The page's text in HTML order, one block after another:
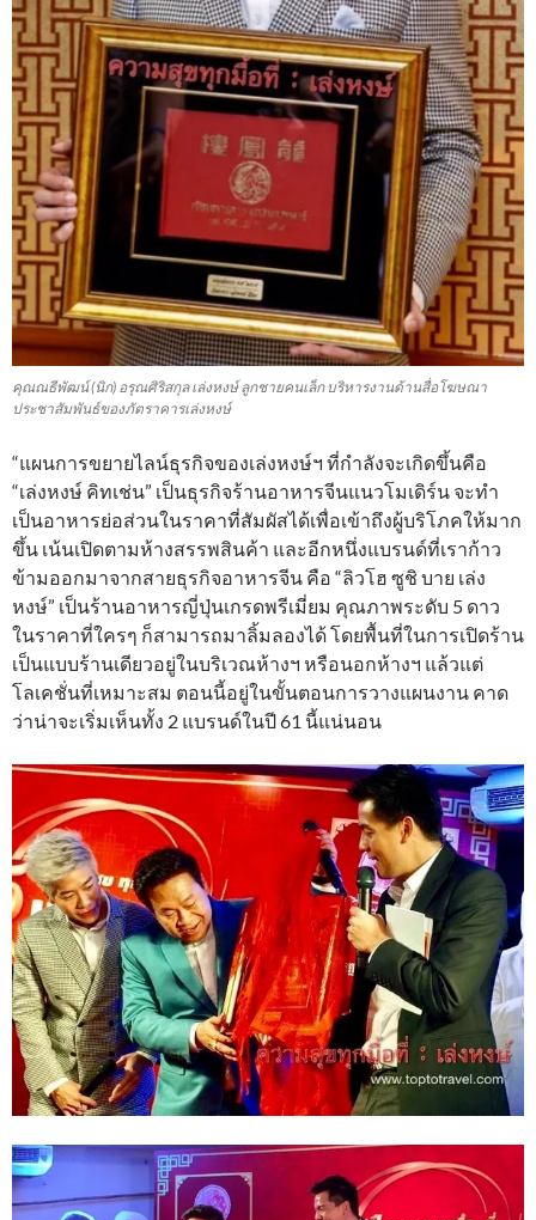
คุณณธีพัฒน์ (นิก) อรุณศิริสกุล เล่งหงษ์ ลูกชายคนเล็ก บริหารงานด้านสื่อโฆษณา
ประชาสัมพันธ์ของภัตราคารเล่งหงษ์
“แผนการขยายไลน์ธุรกิจของเล่งหงษ์ฯ ที่กำลังจะเกิดขึ้นคือ
“เล่งหงษ์ คิทเช่น” เป็นธุรกิจร้านอาหารจีนแนวโมเดิร์น จะทำ
เป็นอาหารย่อส่วนในราคาที่สัมผัสได้เพื่อเข้าถึงผู้บริโภคให้มาก
ขึ้น เน้นเปิดตามห้างสรรพสินค้า และอีกหนึ่งแบรนด์ที่เราก้าว
ข้ามออกมาจากสายธุรกิจอาหารจีน คือ “ลิวโฮ ซูชิ บาย เล่ง
หงษ์” เป็นร้านอาหารญี่ปุ่นเกรดพรีเมี่ยม คุณภาพระดับ 5 ดาว
ในราคาที่ใครๆ ก็สามารถมาลิ้มลองได้ โดยพื้นที่ในการเปิดร้าน
เป็นแบบร้านเดียวอยู่ในบริเวณห้างฯ หรือนอกห้างฯ แล้วแต่
โลเคชั่นที่เหมาะสม ตอนนี้อยู่ในขั้นตอนการวางแผนงาน คาด
ว่าน่าจะเริ่มเห็นทั้ง 2 แบรนด์ในปี 61 นี้แน่นอน